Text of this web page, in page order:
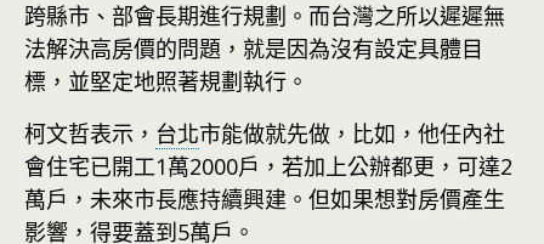
跨縣市、部會長期進行規劃。而台灣之所以遲遲無
法解決高房價的問題，就是因為沒有設定具體目
標，並堅定地照著規劃執行。
柯文哲表示， 台北市能做就先做，比如，他任內社
會住宅已開工1萬2000戶，若加上公辦都更，可達2
萬戶，未來市長應持續興建。但如果想對房價產生
影響，得要蓋到5萬戶。